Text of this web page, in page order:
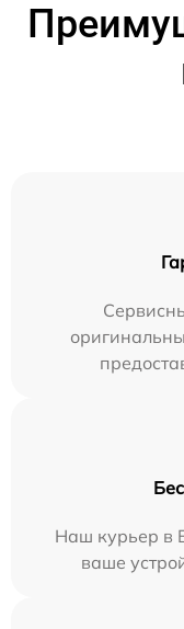
Наш курьер в
ваше